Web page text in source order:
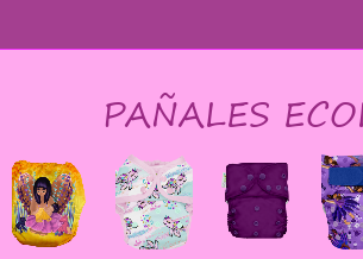
PAÑALES